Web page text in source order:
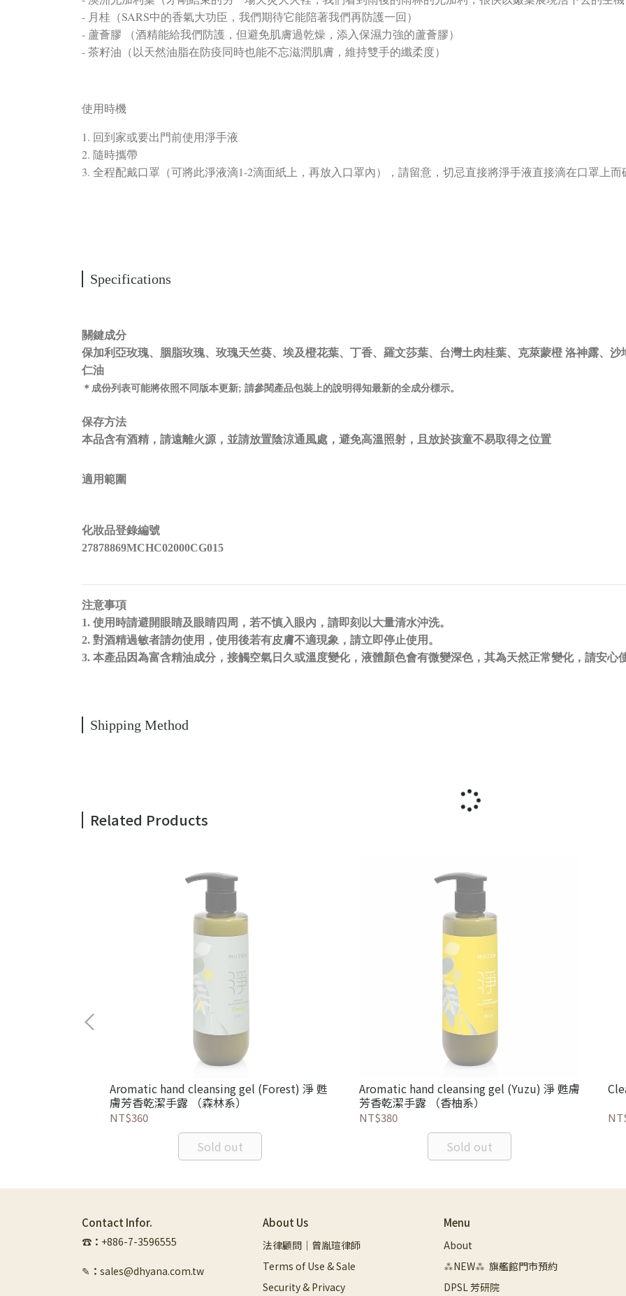
- 月桂（SARS中的香氣大功臣，我們期待它能陪著我們再防護一回）
- 蘆薈膠 （酒精能給我們防護，但避免肌膚過乾燥，添入保濕力強的蘆薈膠）
- 茶籽油（以天然油脂在防疫同時也能不忘滋潤肌膚，維持雙手的纖柔度）
使用時機
1. 回到家或要出門前使用淨手液
2. 隨時攜帶
3. 全程配戴口罩（可將此淨液滴1-2滴面紙上，再放入口罩內），請留意，切忌直接將淨手液直接滴在口罩上
Specifications
關鍵成分
保加利亞玫瑰、胭脂玫瑰、玫瑰天竺葵、埃及橙花葉、丁香、羅文莎葉、台灣土肉桂葉、克萊蒙橙 洛神露、
仁油
＊ 成份列表可能將依照不同版本更新; 請參閱產品包裝上的說明得知最新的全成分標示。
保存方法
本品含有酒精，請遠離火源，並請放置陰涼通風處，避免高溫照射，且放於孩童不易取得之位置
適用範圍
化妝品登錄編號
27878869MCHC02000CG015
注意事項
1. 使用時請避開眼睛及眼睛四周，若不慎入眼內，請即刻以大量清水沖洗。
2. 對酒精過敏者請勿使用，使用後若有皮膚不適現象，請立即停止使用。
3. 本產品因為富含精油成分，接觸空氣日久或溫度變化，液體顏色會有微變深色，其為天然正常變化，請安心
Shipping Method
Related Products
Aromatic hand cleansing gel (Forest) 淨 甦
膚芳香乾潔手露 （森林系）
NT$360
Sold out
Aromatic hand cleansing gel (Yuzu) 淨 甦膚
芳香乾潔手露 （香柚系）
NT$380
Sold out
Contact Infor.
☎︎ ： +886-7-3596555
✎ ： sales@dhyana.com.tw
About Us
法律顧問｜曾胤瑄律師
Terms of Use & Sale
Security & Privacy
Menu
About
⁂NEW⁂  旗艦館門市預約
DPSL 芳研院